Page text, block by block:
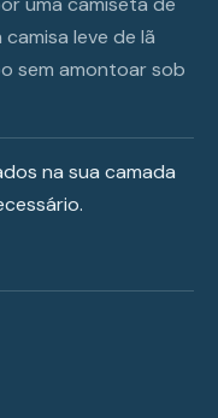
leve de lã
sem amontoar sob
na sua camada